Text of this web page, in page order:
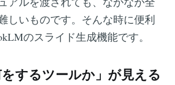
しいものです。そんな時に便利
のスライド生成機能です。
するツールか」が見える